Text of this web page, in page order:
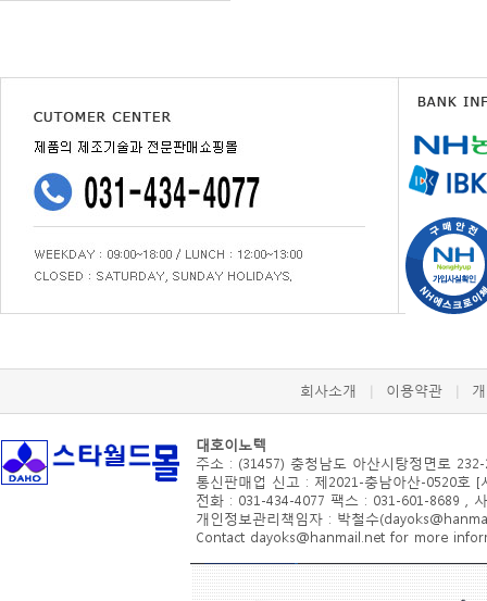
회사소개 이용약관
대호이노텍
주소 : (31457) 충청남도 아산시탕정면로
통신판매업 신고 : 제2021-충남아산-0520호
전화 : 031-434-4077 팩스 : 031-601-8689 ,
개인정보관리책임자 : 박철수
Contact dayoks@hanmail.net for more